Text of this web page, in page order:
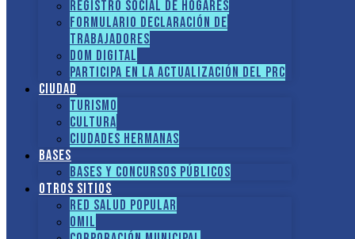
Registro social de hogares
FORMULARIO DECLARACIÓN DE
TRABAJADORES
DOM Digital
Participa en la actualización del PRC
Ciudad
Turismo
Cultura
Ciudades hermanas
Bases
Bases y Concursos Públicos
Otros sitios
Red Salud Popular
OMIL